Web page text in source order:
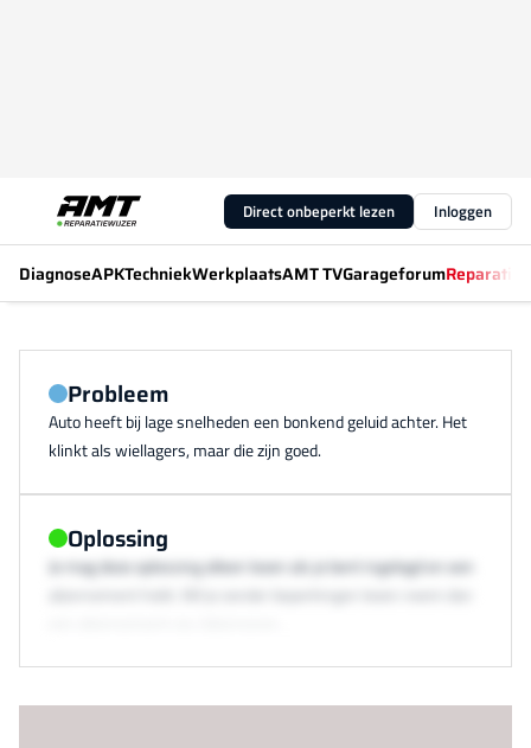
Direct onbeperkt lezen Inloggen
DiagnoseAPKTechniekWerkplaatsAMT TVGarageforum
Probleem
Auto heeft bij lage snelheden een bonkend geluid achter. Het
klinkt als wiellagers, maar die zijn goed.
Oplossing
Je mag deze oplossing alleen lezen als je bent ingelogd en een